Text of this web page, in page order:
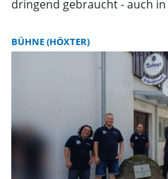
dringend gebraucht - auch
BÜHNE (HÖXTER)